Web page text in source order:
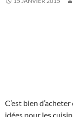
C’est bien d’acheter
idées pour les